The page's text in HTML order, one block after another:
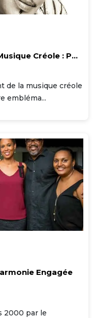
Créole : P...
de la musique créole
embléma...
Engagée
2000 par le